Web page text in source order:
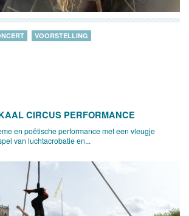
VOORSTELLING
CIRCUS PERFORMANCE
en poëtische performance met een vleugje
van luchtacrobatie en...